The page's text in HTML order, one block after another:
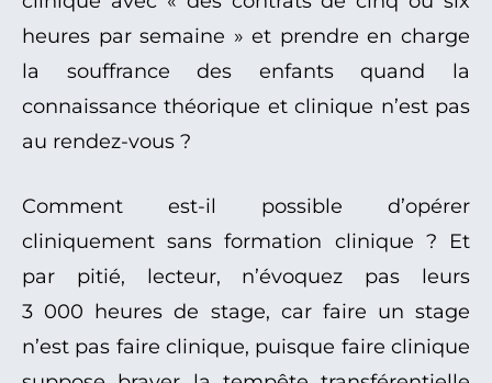
heures par semaine » et prendre en charge
la souffrance des enfants quand la
connaissance théorique et clinique n’est pas
au rendez-vous ?
Comment est-il possible d’opérer
cliniquement sans formation clinique ? Et
par pitié, lecteur, n’évoquez pas leurs
3 000 heures de stage, car faire un stage
n’est pas faire clinique, puisque faire clinique